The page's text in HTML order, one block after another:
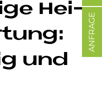
Hei­
und
ANFRAGE